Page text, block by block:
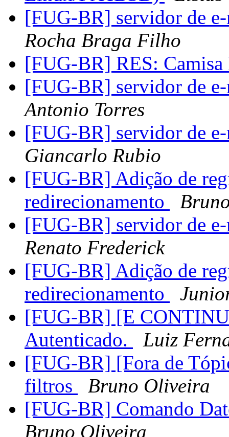
[FUG-BR] servidor de
Rocha Braga Filho
[FUG-BR] RES:
[FUG-BR] servidor de
Antonio Torres
[FUG-BR] servidor de
Giancarlo Rubio
[FUG-BR] Adição de
redirecionamento
[FUG-BR] servidor de
Renato Frederick
[FUG-BR] Adição de
redirecionamento
[FUG-BR] [E
Autenticado.
Luiz
[FUG-BR] [Fora de
filtros
Bruno Oliveira
[FUG-BR] Comando
Bruno Oliveira